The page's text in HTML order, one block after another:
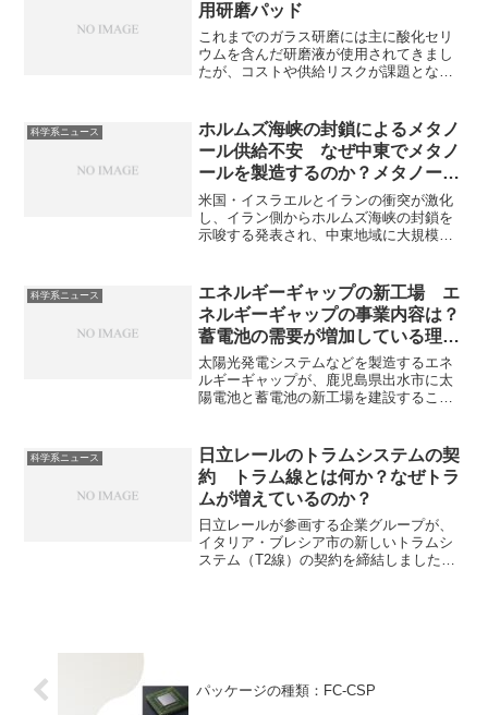
用研磨パッド
これまでのガラス研磨には主に酸化セリ
ウムを含んだ研磨液が使用されてきまし
たが、コストや供給リスクが課題となっ
ます。
科学系ニュース
ホルムズ海峡の封鎖によるメタノ
ール供給不安 なぜ中東でメタノ
ールを製造するのか？メタノール
の用途は？
米国・イスラエルとイランの衝突が激化
し、イラン側からホルムズ海峡の封鎖を
示唆する発表され、中東地域に大規模な
ノールの用途や出荷停止の際の影響を知
ることができます。
科学系ニュース
エネルギーギャップの新工場 エ
ネルギーギャップの事業内容は？
蓄電池の需要が増加している理由
は何か？
太陽光発電システムなどを製造するエネ
ルギーギャップが、鹿児島県出水市に太
陽電池と蓄電池の新工場を建設すること
す。
科学系ニュース
日立レールのトラムシステムの契
約 トラム線とは何か？なぜトラ
ムが増えているのか？
日立レールが参画する企業グループが、
イタリア・ブレシア市の新しいトラムシ
ステム（T2線）の契約を締結しました。
を知ることができます。
パッケージの種類：FC-CSP